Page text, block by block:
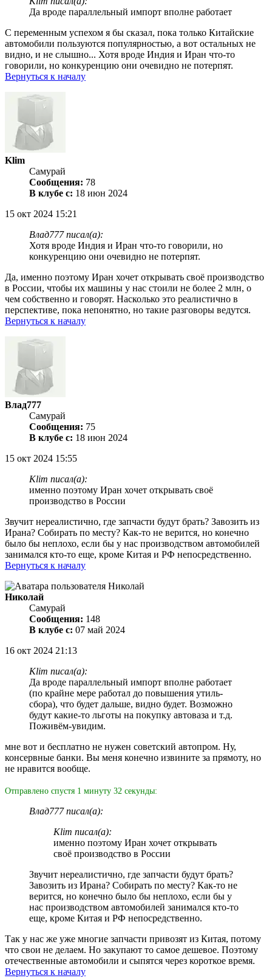
Да вроде параллельный импорт вполне работает
С переменным успехом я бы сказал, пока только Китайские
автомобили пользуются популярностью, а вот остальных не
видно, и не слышно... Хотя вроде Индия и Иран что-то
говорили, но конкуренцию они очевидно не потерпят.
Вернуться к началу
Klim
Самурай
Сообщения: 78
В клубе с: 18 июн 2024
15 окт 2024 15:21
Влад777 писал(а):
Хотя вроде Индия и Иран что-то говорили, но
конкуренцию они очевидно не потерпят.
Да, именно поэтому Иран хочет открывать своё производство
в России, чтобы их машины у нас стоили не более 2 млн, о
чем собственно и говорят. Насколько это реалистично в
перспективе, пока непонятно, но такие разговоры ведутся.
Вернуться к началу
Влад777
Самурай
Сообщения: 75
В клубе с: 18 июн 2024
15 окт 2024 15:55
Klim писал(а):
именно поэтому Иран хочет открывать своё
производство в России
Звучит нереалистично, где запчасти будут брать? Завозить из
Ирана? Собирать по месту? Как-то не верится, но конечно
было бы неплохо, если бы у нас производством автомобилей
занимался кто-то еще, кроме Китая и РФ непосредственно.
Вернуться к началу
Николай
Самурай
Сообщения: 148
В клубе с: 07 май 2024
16 окт 2024 21:13
Klim писал(а):
Да вроде параллельный импорт вполне работает
(по крайне мере работал до повышения утиль-
сбора), что будет дальше, видно будет. Возможно
будут какие-то льготы на покупку автоваза и т.д.
Поживём-увидим.
мне вот и бесплатно не нужен советский автопром. Ну,
консервные банки. Вы меня конечно извините за прямоту, но
не нравится вообще.
Отправлено спустя 1 минуту 32 секунды:
Влад777 писал(а):
Klim писал(а):
именно поэтому Иран хочет открывать
своё производство в России
Звучит нереалистично, где запчасти будут брать?
Завозить из Ирана? Собирать по месту? Как-то не
верится, но конечно было бы неплохо, если бы у
нас производством автомобилей занимался кто-то
еще, кроме Китая и РФ непосредственно.
Так у нас же уже многие запчасти привозят из Китая, потому
что свои не делаем. Но закупают то самое дешевое. Поэтому
отечественные автомобили и сыпятся через короткое время.
Вернуться к началу